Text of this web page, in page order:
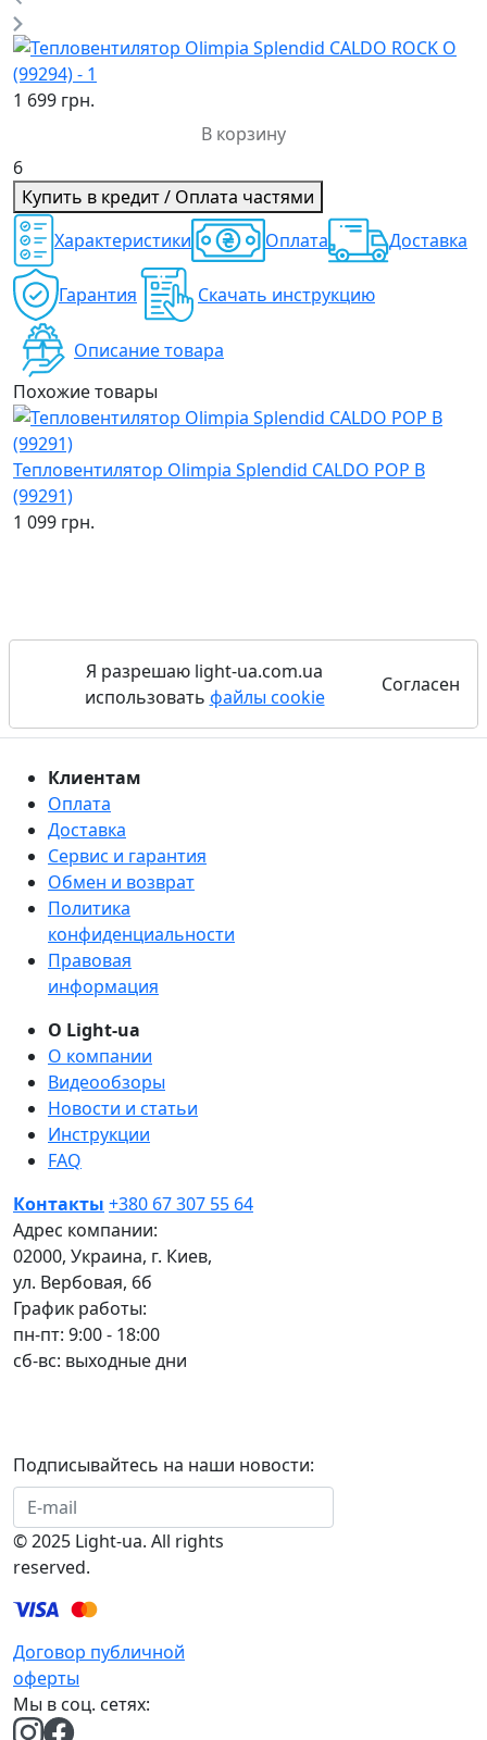
1 699 грн.
В корзину
6
Купить в кредит / Оплата частями
Характеристики
Оплата Доставка
Гарантия Скачать инструкцию
Описание товара
Похожие товары
Тепловентилятор Olimpia Splendid CALDO POP B
(99291)
1 099 грн.
Я разрешаю light-ua.com.ua
использовать файлы cookie
Согласен
Клиентам
Оплата
Доставка
Сервис и гарантия
Обмен и возврат
Политика
конфиденциальности
Правовая
информация
О Light-ua
О компании
Видеообзоры
Новости и статьи
Инструкции
FAQ
Контакты +380 67 307 55 64
Адрес компании:
02000, Украина, г. Киев,
ул. Вербовая, 6б
График работы:
пн-пт: 9:00 - 18:00
сб-вс: выходные дни
Подписывайтесь на наши новости:
© 2025 Light-ua. All rights
reserved.
Договор публичной
оферты
Мы в соц. сетях: